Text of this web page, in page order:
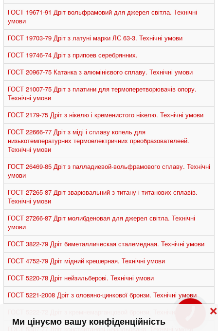
Ми цінуємо вашу конфіденційність
❌
ГОСТ 19671-91 Дріт вольфрамовий для джерел світла. Технічні
умови
ГОСТ 19703-79 Дріт з латуні марки ЛС 63-3. Технічні умови
ГОСТ 19746-74 Дріт з припоев серебрянних.
ГОСТ 20967-75 Катанка з алюмінієвого сплаву. Технічні умови
ГОСТ 21007-75 Дріт з платини для термоперетворювачів опору.
Технічні умови
ГОСТ 2179-75 Дріт з нікелю і кременистого нікелю. Технічні умови
ГОСТ 22666-77 Дріт з міді і сплаву копель для
низькотемпературних термоелектричних преобразователеей.
Технічні умови
ГОСТ 26469-85 Дріт з палладиевой-вольфрамового сплаву. Технічні
умови
ГОСТ 27265-87 Дріт зварювальний з титану і титанових сплавів.
Технічні умови
ГОСТ 27266-87 Дріт молибденовая для джерел світла. Технічні
умови
ГОСТ 3822-79 Дріт биметаллическая сталемедная. Технічні умови
ГОСТ 4752-79 Дріт мідний крешерная. Технічні умови
ГОСТ 5220-78 Дріт нейзильберові. Технічні умови
ГОСТ 5221-2008 Дріт з оловяно-цинкової бронзи. Технічні умови
ГОСТ 5307-77 Дріт константанові неізольована. Технічні умови